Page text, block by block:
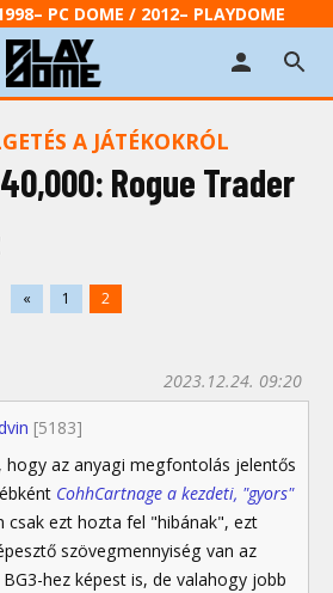
PC DOME / 2012– PLAYDOME
A JÁTÉKOKRÓL
Rogue Trader
« 1 2
[5183]
2023.12.24. 09:20
hogy az anyagi megfontolás jelentős
CohhCartnage a kezdeti, "gyors"
csak ezt hozta fel "hibának", ezt
szövegmennyiség van az
hez képest is, de valahogy jobb